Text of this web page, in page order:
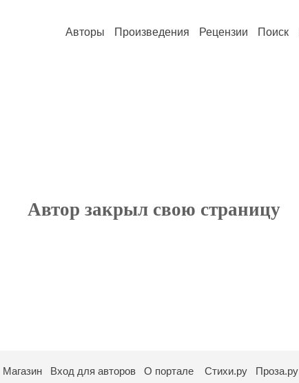
Авторы Произведения Рецензии Поиск
Автор закрыл свою страницу
Магазин Вход для авторов О портале Стихи.ру Проза.ру